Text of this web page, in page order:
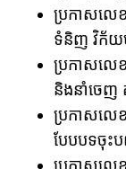
ប្រកាសលេ
ទំនិញ វិក័យ
ប្រកាសលេ
និងនាំចេញ
ប្រកាសលេ
បែបបទចុះ
ប្រកាសលេ